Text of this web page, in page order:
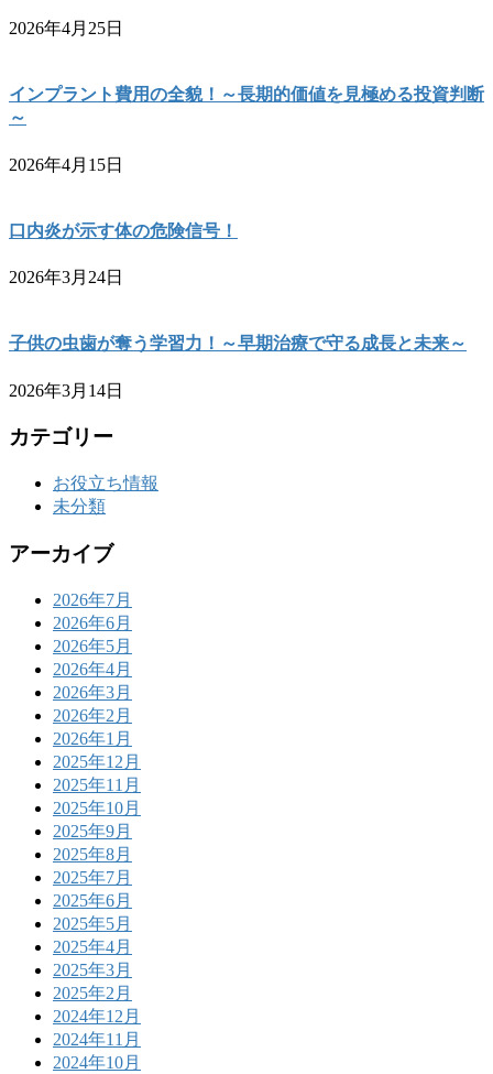
2026年4月25日
インプラント費用の全貌！～長期的価値を見極める投資判断
～
2026年4月15日
口内炎が示す体の危険信号！
2026年3月24日
子供の虫歯が奪う学習力！～早期治療で守る成長と未来～
2026年3月14日
カテゴリー
お役立ち情報
未分類
アーカイブ
2026年7月
2026年6月
2026年5月
2026年4月
2026年3月
2026年2月
2026年1月
2025年12月
2025年11月
2025年10月
2025年9月
2025年8月
2025年7月
2025年6月
2025年5月
2025年4月
2025年3月
2025年2月
2024年12月
2024年11月
2024年10月